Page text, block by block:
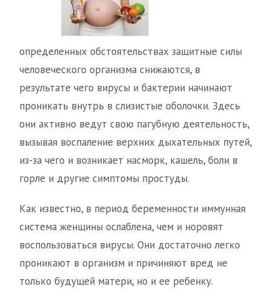
определенных обстоятельствах защитные силы
человеческого организма снижаются, в
результате чего вирусы и бактерии начинают
проникать внутрь в слизистые оболочки. Здесь
они активно ведут свою пагубную деятельность,
вызывая воспаление верхних дыхательных путей,
из-за чего и возникает насморк, кашель, боли в
горле и другие симптомы простуды.
Как известно, в период беременности иммунная
система женщины ослаблена, чем и норовят
воспользоваться вирусы. Они достаточно легко
проникают в организм и причиняют вред не
только будущей матери, но и ее ребенку.